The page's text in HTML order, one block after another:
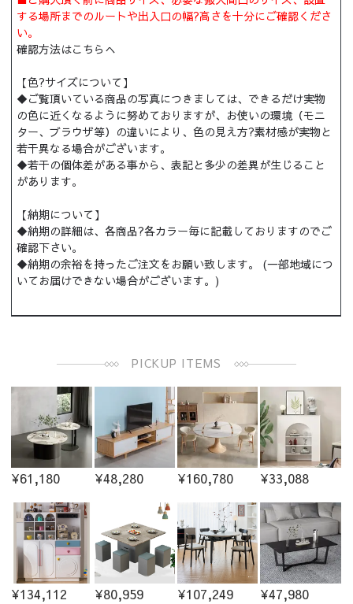
する場所までのルートや出入口の幅?高さを十分にご確認くださ
い。
確認方法はこちらへ
【色?サイズについて】
◆ご覧頂いている商品の写真につきましては、できるだけ実物
の色に近くなるように努めておりますが、お使いの環境（モニ
ター、ブラウザ等）の違いにより、色の見え方?素材感が実物と
若干異なる場合がございます。
◆若干の個体差がある事から、表記と多少の差異が生じること
があります。
【納期について】
◆納期の詳細は、各商品?各カラー毎に記載しておりますのでご
確認下さい。
◆納期の余裕を持ったご注文をお願い致します。 (一部地域につ
いてお届けできない場合がございます。)
PICKUP ITEMS
¥61,180 ¥48,280 ¥160,780 ¥33,088
¥134,112 ¥80,959 ¥107,249 ¥47,980